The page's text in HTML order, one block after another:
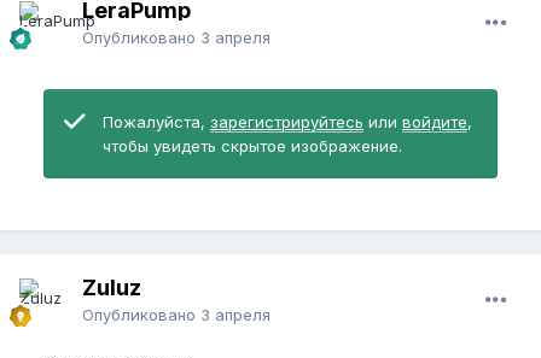
LeraPump
Опубликовано 3 апреля
Пожалуйста, зарегистрируйтесь или войдите,
чтобы увидеть скрытое изображение.
Zuluz
Опубликовано 3 апреля